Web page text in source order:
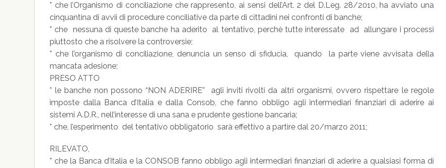
* che l’Organismo di conciliazione che rappresento, ai sensi dell’Art. 2 del D.Leg. 28/2010, ha avviato una
cinquantina di avvii di procedure conciliative da parte di cittadini nei confronti di banche;
* che nessuna di queste banche ha aderito al tentativo, perchè tutte interessate ad allungare i processi
piuttosto che a risolvere la controversie;
* che l’organismo di conciliazione, denuncia un senso di sfiducia, quando la parte viene avvisata della
mancata adesione;
PRESO ATTO
* le banche non possono “NON ADERIRE” agli inviti rivolti da altri organismi, ovvero rispettare le regole
imposte dalla Banca d’Italia e dalla Consob, che fanno obbligo agli intermediari finanziari di aderire ai
sistemi A.D.R., nell’interesse di una sana e prudente gestione bancaria;
* che, l’esperimento del tentativo obbligatorio sarà effettivo a partire dal 20/marzo 2011;
RILEVATO,
* che la Banca d’Italia e la CONSOB fanno obbligo agli intermediari finanziari di aderire a qualsiasi forma di